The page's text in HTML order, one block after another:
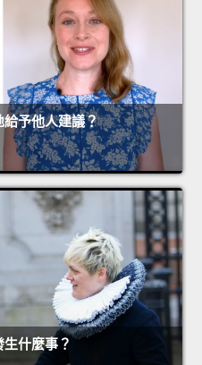
給予他人建議？
什麼事？